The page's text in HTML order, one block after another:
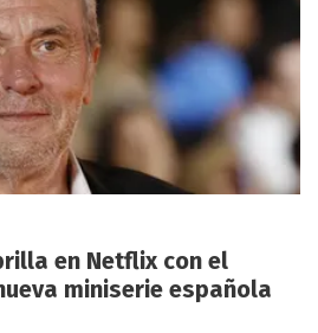
en Netflix con el
miniserie española